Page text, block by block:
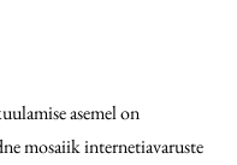
asemel on
mosaiik internetiavaruste